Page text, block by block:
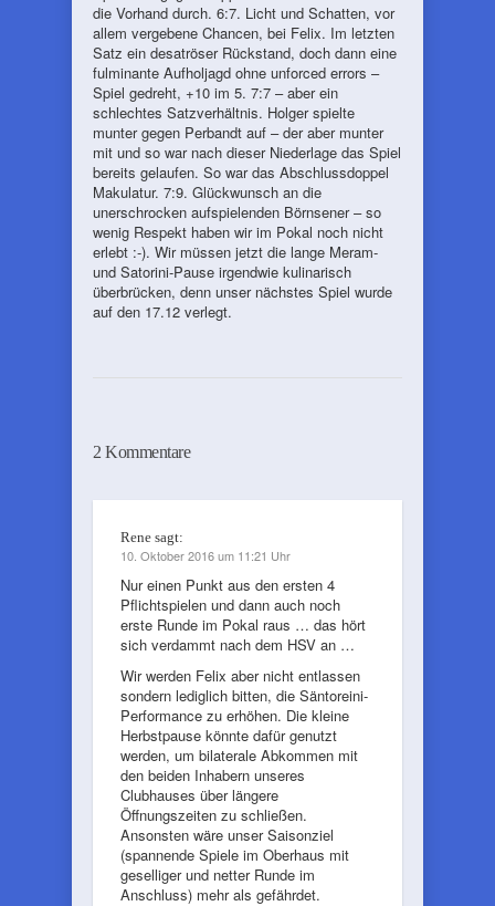
die Vorhand durch. 6:7. Licht und Schatten, vor
allem vergebene Chancen, bei Felix. Im letzten
Satz ein desatröser Rückstand, doch dann eine
fulminante Aufholjagd ohne unforced errors –
Spiel gedreht, +10 im 5. 7:7 – aber ein
schlechtes Satzverhältnis. Holger spielte
munter gegen Perbandt auf – der aber munter
mit und so war nach dieser Niederlage das Spiel
bereits gelaufen. So war das Abschlussdoppel
Makulatur. 7:9. Glückwunsch an die
unerschrocken aufspielenden Börnsener – so
wenig Respekt haben wir im Pokal noch nicht
erlebt :-). Wir müssen jetzt die lange Meram-
und Satorini-Pause irgendwie kulinarisch
überbrücken, denn unser nächstes Spiel wurde
auf den 17.12 verlegt.
2 Kommentare
Rene sagt:
10. Oktober 2016 um 11:21 Uhr
Nur einen Punkt aus den ersten 4
Pflichtspielen und dann auch noch
erste Runde im Pokal raus … das hört
sich verdammt nach dem HSV an …
Wir werden Felix aber nicht entlassen
sondern lediglich bitten, die Säntoreini-
Performance zu erhöhen. Die kleine
Herbstpause könnte dafür genutzt
werden, um bilaterale Abkommen mit
den beiden Inhabern unseres
Clubhauses über längere
Öffnungszeiten zu schließen.
Ansonsten wäre unser Saisonziel
(spannende Spiele im Oberhaus mit
geselliger und netter Runde im
Anschluss) mehr als gefährdet.